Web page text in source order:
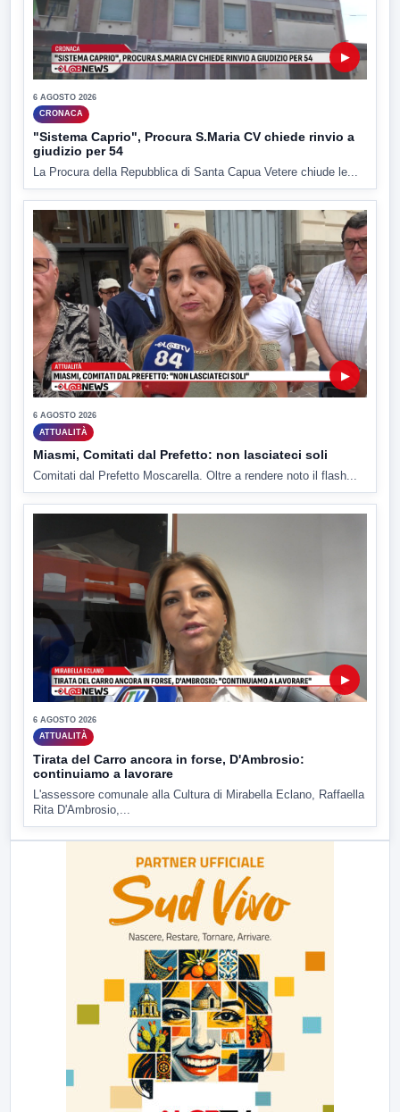
▶
6 AGOSTO 2026
CRONACA
"Sistema Caprio", Procura S.Maria CV chiede rinvio a
giudizio per 54
La Procura della Repubblica di Santa Capua Vetere chiude le...
▶
6 AGOSTO 2026
ATTUALITÀ
Miasmi, Comitati dal Prefetto: non lasciateci soli
Comitati dal Prefetto Moscarella. Oltre a rendere noto il flash...
▶
6 AGOSTO 2026
ATTUALITÀ
Tirata del Carro ancora in forse, D'Ambrosio:
continuiamo a lavorare
L'assessore comunale alla Cultura di Mirabella Eclano, Raffaella
Rita D'Ambrosio,...